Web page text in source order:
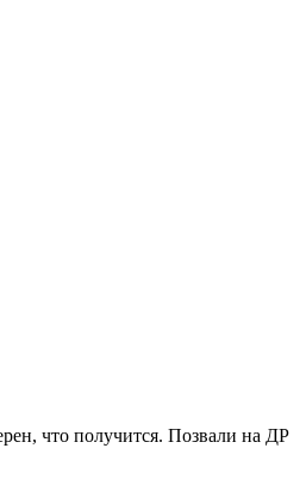
что получится. Позвали на ДР